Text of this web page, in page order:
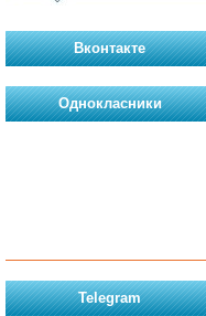
Вконтакте
Однокласники
Telegram